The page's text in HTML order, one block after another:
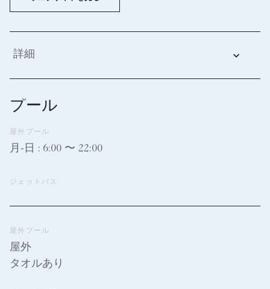
詳細
プール
屋外プール
月-日 : 6:00 〜 22:00
ジェットバス
屋外プール
屋外
タオルあり